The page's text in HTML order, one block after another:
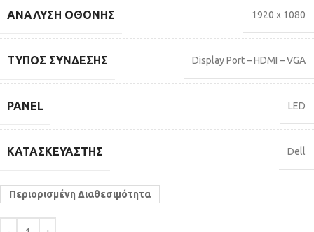
ΑΝΆΛΥΣΗ ΟΘΌΝΗΣ 1920 x 1080
ΤΎΠΟΣ ΣΎΝΔΕΣΗΣ Display Port – HDMI – VGA
PANEL LED
ΚΑΤΑΣΚΕΥΑΣΤΉΣ Dell
Περιορισμένη Διαθεσιμότητα